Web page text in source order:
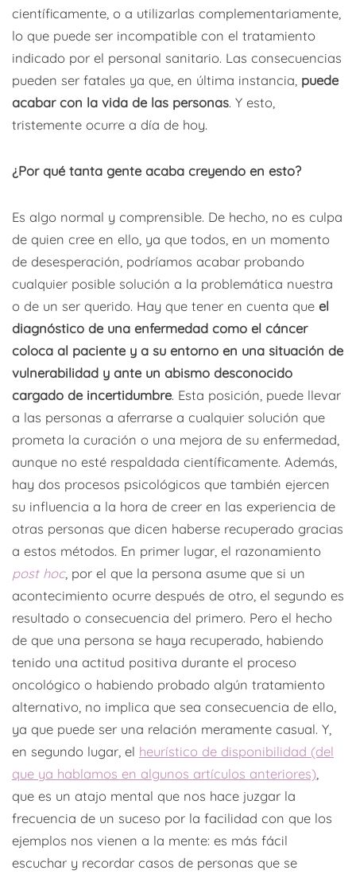
científicamente, o a utilizarlas complementariamente,
lo que puede ser incompatible con el tratamiento
indicado por el personal sanitario. Las consecuencias
pueden ser fatales ya que, en última instancia, puede
acabar con la vida de las personas. Y esto,
tristemente ocurre a día de hoy.
¿Por qué tanta gente acaba creyendo en esto?
Es algo normal y comprensible. De hecho, no es culpa
de quien cree en ello, ya que todos, en un momento
de desesperación, podríamos acabar probando
cualquier posible solución a la problemática nuestra
o de un ser querido. Hay que tener en cuenta que el
diagnóstico de una enfermedad como el cáncer
coloca al paciente y a su entorno en una situación de
vulnerabilidad y ante un abismo desconocido
cargado de incertidumbre. Esta posición, puede llevar
a las personas a aferrarse a cualquier solución que
prometa la curación o una mejora de su enfermedad,
aunque no esté respaldada científicamente. Además,
hay dos procesos psicológicos que también ejercen
su influencia a la hora de creer en las experiencia de
otras personas que dicen haberse recuperado gracias
a estos métodos. En primer lugar, el razonamiento
post hoc, por el que la persona asume que si un
acontecimiento ocurre después de otro, el segundo es
resultado o consecuencia del primero. Pero el hecho
de que una persona se haya recuperado, habiendo
tenido una actitud positiva durante el proceso
oncológico o habiendo probado algún tratamiento
alternativo, no implica que sea consecuencia de ello,
ya que puede ser una relación meramente casual. Y,
en segundo lugar, el heurístico de disponibilidad (del
que ya hablamos en algunos artículos anteriores)
que es un atajo mental que nos hace juzgar la
frecuencia de un suceso por la facilidad con que los
ejemplos nos vienen a la mente: es más fácil
escuchar y recordar casos de personas que se